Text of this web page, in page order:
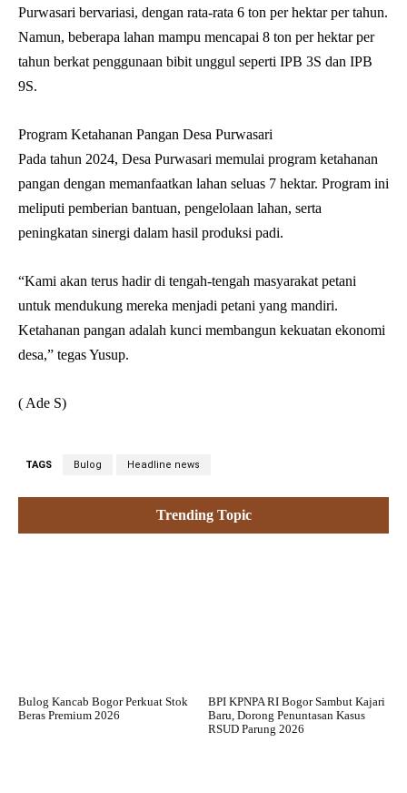
Purwasari bervariasi, dengan rata-rata 6 ton per hektar per tahun.
Namun, beberapa lahan mampu mencapai 8 ton per hektar per
tahun berkat penggunaan bibit unggul seperti IPB 3S dan IPB
9S.
Program Ketahanan Pangan Desa Purwasari
Pada tahun 2024, Desa Purwasari memulai program ketahanan
pangan dengan memanfaatkan lahan seluas 7 hektar. Program ini
meliputi pemberian bantuan, pengelolaan lahan, serta
peningkatan sinergi dalam hasil produksi padi.
“Kami akan terus hadir di tengah-tengah masyarakat petani
untuk mendukung mereka menjadi petani yang mandiri.
Ketahanan pangan adalah kunci membangun kekuatan ekonomi
desa,” tegas Yusup.
( Ade S)
TAGS Bulog Headline news
Trending Topic
Bulog Kancab Bogor Perkuat Stok
Beras Premium 2026
BPI KPNPA RI Bogor Sambut Kajari
Baru, Dorong Penuntasan Kasus
RSUD Parung 2026